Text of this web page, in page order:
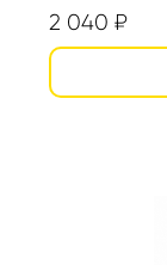
2 040 ₽